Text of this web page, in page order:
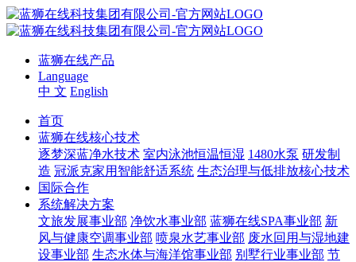
蓝狮在线产品
Language
中 文 English
首页
蓝狮在线核心技术
逐梦深蓝净水技术 室内泳池恒温恒湿 1480水泵 研发制
造 冠派克家用智能舒适系统 生态治理与低排放核心技术
国际合作
系统解决方案
文旅发展事业部 净饮水事业部 蓝狮在线SPA事业部 新
风与健康空调事业部 喷泉水艺事业部 废水回用与湿地建
设事业部 生态水体与海洋馆事业部 别墅行业事业部 节